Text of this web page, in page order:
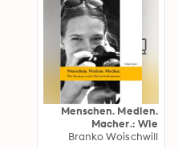
Menschen. Medien.
Macher.: Wie
Karrieren in den
Branko Woischwill